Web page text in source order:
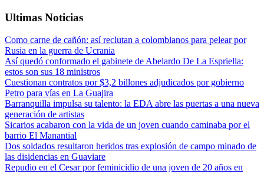
Ultimas Noticias
Como carne de cañón: así reclutan a colombianos para pelear por
Rusia en la guerra de Ucrania
Así quedó conformado el gabinete de Abelardo De La Espriella:
estos son sus 18 ministros
Cuestionan contratos por $3,2 billones adjudicados por gobierno
Petro para vías en La Guajira
Barranquilla impulsa su talento: la EDA abre las puertas a una nueva
generación de artistas
Sicarios acabaron con la vida de un joven cuando caminaba por el
barrio El Manantial
Dos soldados resultaron heridos tras explosión de campo minado de
las disidencias en Guaviare
Repudio en el Cesar por feminicidio de una joven de 20 años en